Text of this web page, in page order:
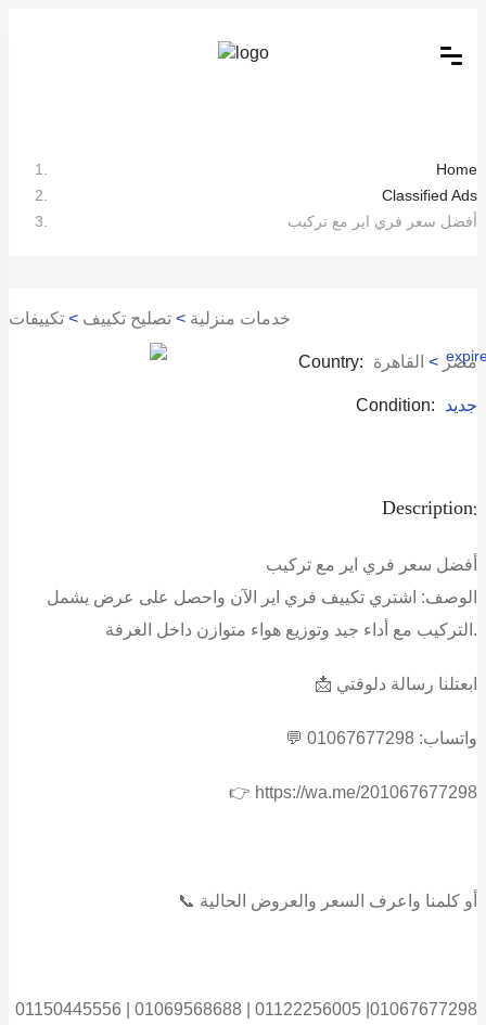
Home
Classified Ads
أفضل سعر فري اير مع تركيب
خدمات منزلية > تصليح تكييف > تكييفات
Country: مصر > القاهرة
Condition: جديد
Description:
أفضل سعر فري اير مع تركيب
الوصف: اشتري تكييف فري اير الآن واحصل على عرض يشمل
التركيب مع أداء جيد وتوزيع هواء متوازن داخل الغرفة.
📩 ابعتلنا رسالة دلوقتي
💬 واتساب: 01067677298
👉 https://wa.me/201067677298
📞 أو كلمنا واعرف السعر والعروض الحالية
01150445556 | 01069568688 | 01122256005 |01067677298